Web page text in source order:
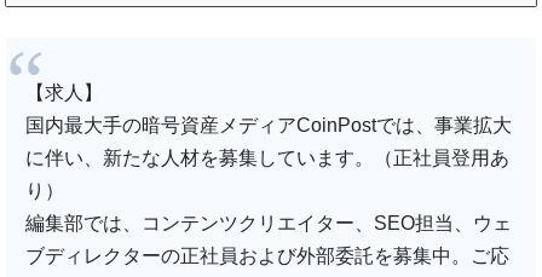
【求人】
国内最大手の暗号資産メディアCoinPostでは、事業拡大
に伴い、新たな人材を募集しています。（正社員登用あ
り）
編集部では、コンテンツクリエイター、SEO担当、ウェ
ブディレクターの正社員および外部委託を募集中。ご応